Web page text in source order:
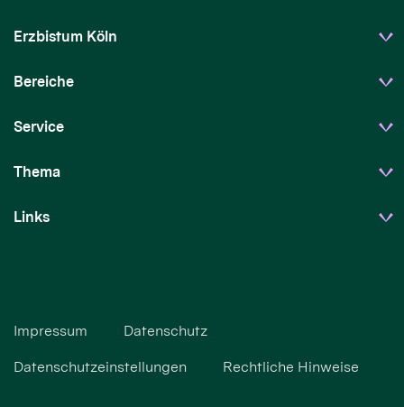
Erzbistum Köln
Bereiche
Service
Thema
Links
Impressum Datenschutz
Datenschutzeinstellungen Rechtliche Hinweise